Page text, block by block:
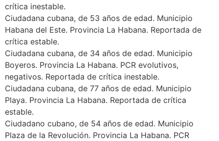
crítica inestable.
Ciudadana cubana, de 53 años de edad. Municipio
Habana del Este. Provincia La Habana. Reportada de
crítica estable.
Ciudadana cubana, de 34 años de edad. Municipio
Boyeros. Provincia La Habana. PCR evolutivos,
negativos. Reportada de crítica inestable.
Ciudadana cubana, de 77 años de edad. Municipio
Playa. Provincia La Habana. Reportada de crítica
estable.
Ciudadano cubano, de 54 años de edad. Municipio
Plaza de la Revolución. Provincia La Habana. PCR